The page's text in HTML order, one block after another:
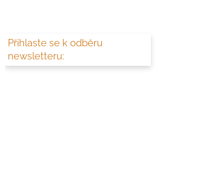
Přihlaste se k odběru
newsletteru: